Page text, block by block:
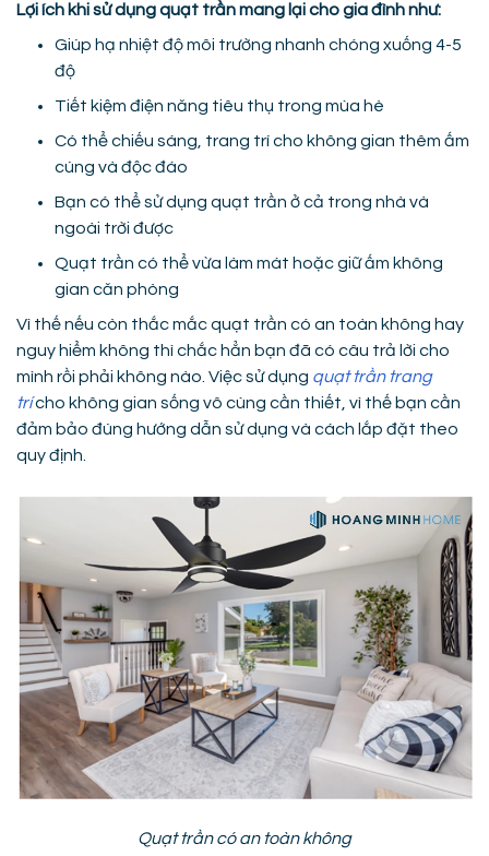
Lợi ích khi sử dụng quạt trần mang lại cho gia đình như:
Giúp hạ nhiệt độ môi trường nhanh chóng xuống 4-5
độ
Tiết kiệm điện năng tiêu thụ trong mùa hè
Có thể chiếu sáng, trang trí cho không gian thêm ấm
cúng và độc đáo
Bạn có thể sử dụng quạt trần ở cả trong nhà và
ngoài trời được
Quạt trần có thể vừa làm mát hoặc giữ ấm không
gian căn phòng
Vì thế nếu còn thắc mắc quạt trần có an toàn không hay
nguy hiểm không thì chắc hẳn bạn đã có câu trả lời cho
mình rồi phải không nào. Việc sử dụng quạt trần trang
trícho không gian sống vô cùng cần thiết, vì thế bạn cần
đảm bảo đúng hướng dẫn sử dụng và cách lắp đặt theo
quy định.
Quạt trần có an toàn không